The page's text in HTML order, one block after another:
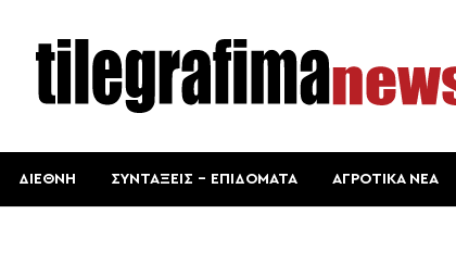
ΔΙΕΘΝΗ ΣΥΝΤΑΞΕΙΣ – ΕΠΙΔΟΜΑΤΑ ΑΓΡΟΤΙΚΑ ΝΕΑ